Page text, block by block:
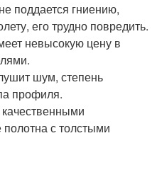
поддается гниению,
его трудно повредить.
невысокую цену в
шум, степень
профиля.
с толстыми